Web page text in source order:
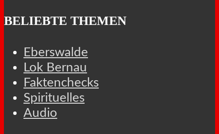
BELIEBTE THEMEN
Eberswalde
Lok Bernau
Faktenchecks
Spirituelles
Audio